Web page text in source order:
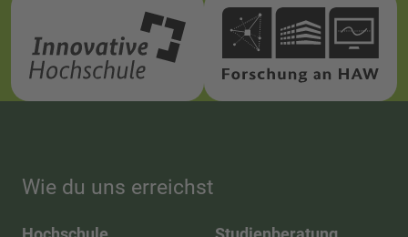
Wie du uns erreichst